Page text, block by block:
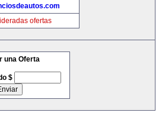
ofertas
una Oferta
$